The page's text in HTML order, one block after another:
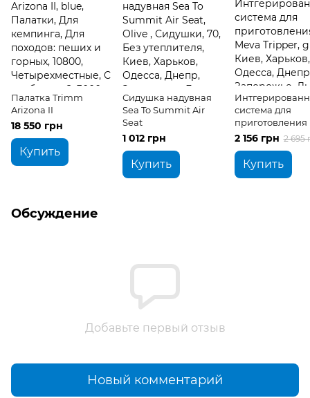
Палатка Trimm
Arizona II
18 550 грн
Купить
Сидушка надувная
Sea To Summit Air
Seat
1 012 грн
Купить
система для
приготовления
Tripper
2 156 грн 2 695
Купить
Обсуждение
Добавьте первый отзыв
Новый комментарий